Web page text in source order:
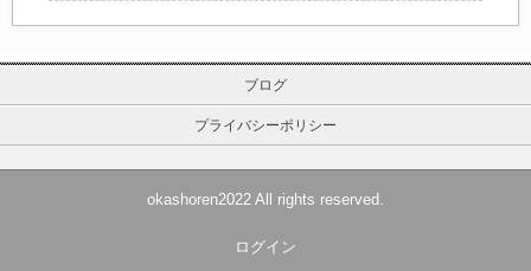
ブログ
プライバシーポリシー
okashoren2022 All rights reserved.
ログイン